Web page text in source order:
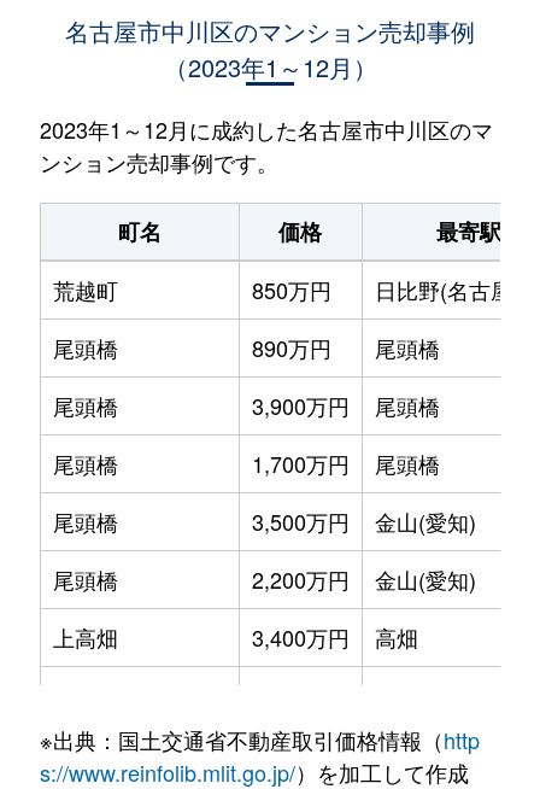
名古屋市中川区のマンション売却事例
（2023年1～12月）
2023年1～12月に成約した名古屋市中川区のマ
ンション売却事例です。
町名 価格
最寄駅
荒越町
850万円
日比野(名古屋
尾頭橋
890万円
尾頭橋
尾頭橋
3,900万円
尾頭橋
尾頭橋
1,700万円
尾頭橋
尾頭橋
3,500万円
金山(愛知)
尾頭橋
2,200万円
金山(愛知)
上高畑
3,400万円
高畑
小碓通
1,500万円
中島(愛知)
※出典：国土交通省不動産取引価格情報（http
s://www.reinfolib.mlit.go.jp/）を加工して作成